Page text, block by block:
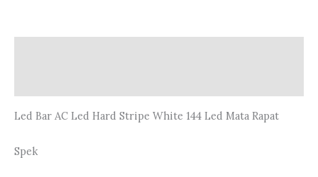
Led Bar AC Led Hard Stripe White 144 Led Mata Rapat
Spek